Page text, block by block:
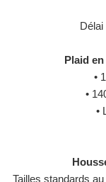
Plaid
•
•
•
Tailles standards